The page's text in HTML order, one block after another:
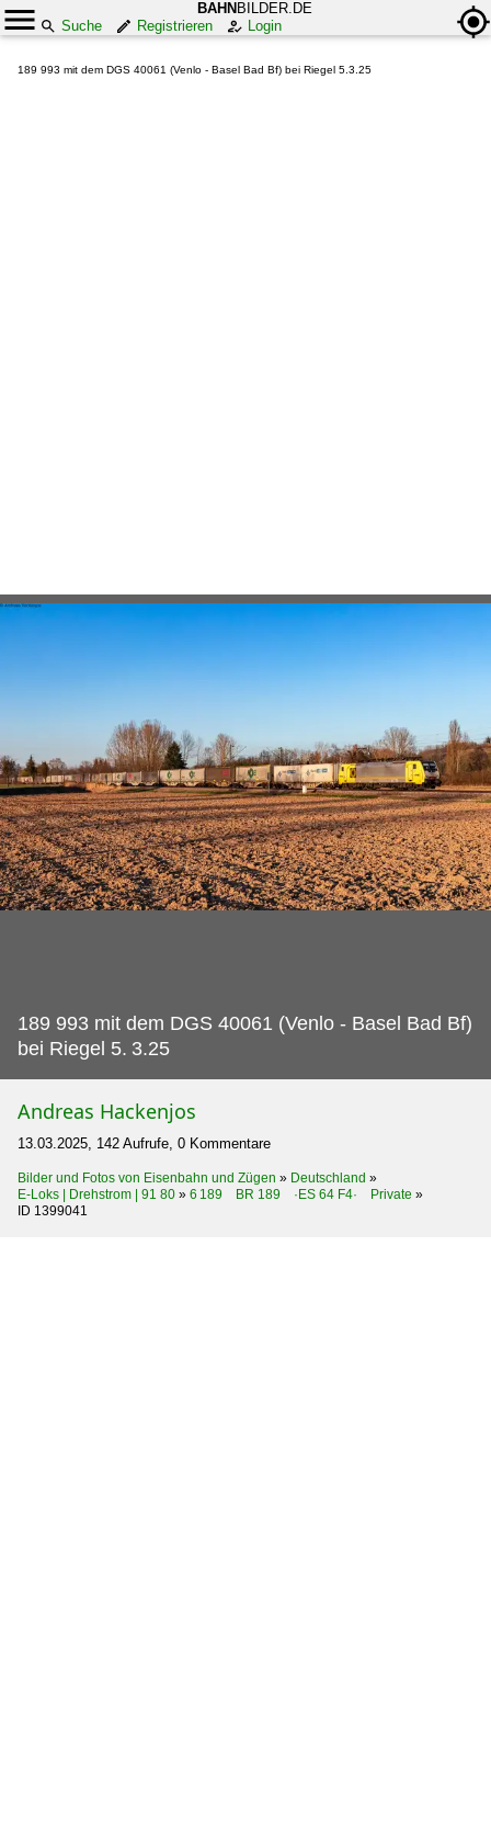
BAHN BILDER.DE
Suche
Registrieren Login
189 993 mit dem DGS 40061 (Venlo - Basel Bad Bf) bei Riegel 5.3.25
189 993 mit dem DGS 40061 (Venlo - Basel Bad Bf)
bei Riegel 5. 3.25
Andreas Hackenjos
13.03.2025, 142 Aufrufe, 0 Kommentare
Bilder und Fotos von Eisenbahn und Zügen » Deutschland »
E-Loks | Drehstrom | 91 80 » 6 189 BR 189 ·ES 64 F4· Private »
ID 1399041